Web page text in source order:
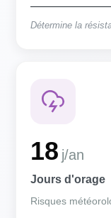
Détermine la
18 j/an
Jours d'orage
Risques